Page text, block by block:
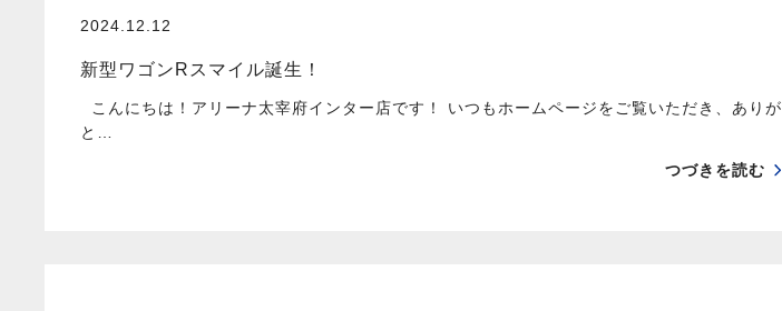
2024.12.12
新型ワゴンRスマイル誕生！
こんにちは！アリーナ太宰府インター店です！ いつもホームページをご覧いただき、ありが
と…
つづきを読む